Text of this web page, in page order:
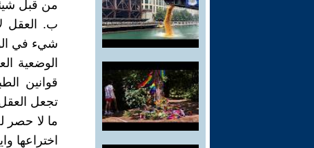
من قبل
ب. العقل
شيء في
الوضعية
قوانين
تجعل
ما لا حصر
اختراعها